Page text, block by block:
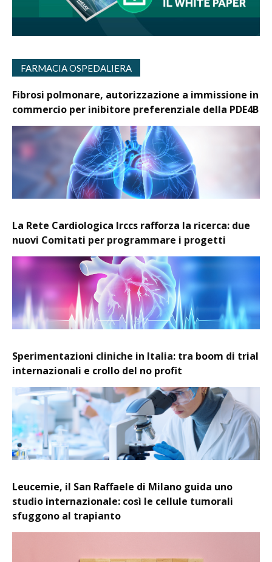
FARMACIA OSPEDALIERA
Fibrosi polmonare, autorizzazione a immissione in
commercio per inibitore preferenziale della PDE4B
La Rete Cardiologica Irccs rafforza la ricerca: due
nuovi Comitati per programmare i progetti
Sperimentazioni cliniche in Italia: tra boom di trial
internazionali e crollo del no profit
Leucemie, il San Raffaele di Milano guida uno
studio internazionale: così le cellule tumorali
sfuggono al trapianto